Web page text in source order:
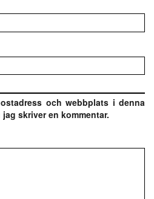
och webbplats i denna
skriver en kommentar.